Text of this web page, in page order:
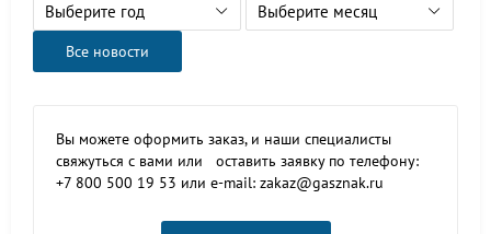
Выберите год Выберите месяц
Все новости
Вы можете оформить заказ, и наши специалисты
свяжуться с вами или оставить заявку по телефону:
+7 800 500 19 53 или e-mail: zakaz@gasznak.ru